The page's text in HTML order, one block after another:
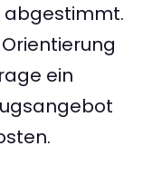
abgestimmt.
ein